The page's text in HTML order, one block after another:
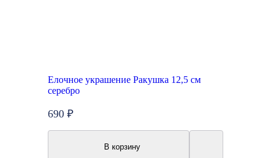
Елочное украшение Ракушка 12,5 см
серебро
690 ₽
В корзину